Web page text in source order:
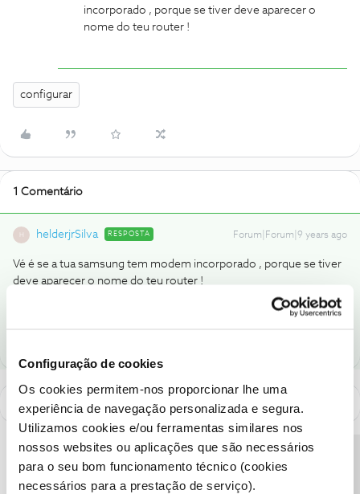
Configuração de cookies
Os cookies permitem-nos proporcionar lhe uma
experiência de navegação personalizada e segura.
Utilizamos cookies e/ou ferramentas similares nos
nossos websites ou aplicações que são necessários
para o seu bom funcionamento técnico (cookies
necessários para a prestação de serviço).
incorporado , porque se tiver deve aparecer o
nome do teu router !
configurar
1 Comentário
helderjrSilva RESPOSTA Forum|Forum|9 years ago
Vé é se a tua samsung tem modem incorporado , porque se tiver
deve aparecer o nome do teu router !